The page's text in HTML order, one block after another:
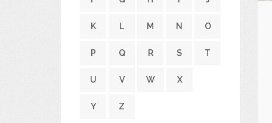
K L M N O
P Q R S T
U V W X
Y Z